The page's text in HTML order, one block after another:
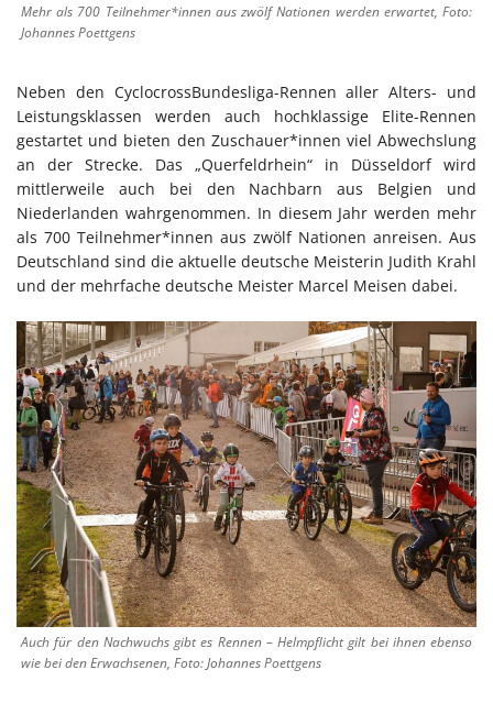
Mehr als 700 Teilnehmer*innen aus zwölf Nationen werden erwartet, Foto:
Johannes Poettgens
Neben den CyclocrossBundesliga-Rennen aller Alters- und
Leistungsklassen werden auch hochklassige Elite-Rennen
gestartet und bieten den Zuschauer*innen viel Abwechslung
an der Strecke. Das „Querfeldrhein“ in Düsseldorf wird
mittlerweile auch bei den Nachbarn aus Belgien und
Niederlanden wahrgenommen. In diesem Jahr werden mehr
als 700 Teilnehmer*innen aus zwölf Nationen anreisen. Aus
Deutschland sind die aktuelle deutsche Meisterin Judith Krahl
und der mehrfache deutsche Meister Marcel Meisen dabei.
Auch für den Nachwuchs gibt es Rennen – Helmpflicht gilt bei ihnen ebenso
wie bei den Erwachsenen, Foto: Johannes Poettgens